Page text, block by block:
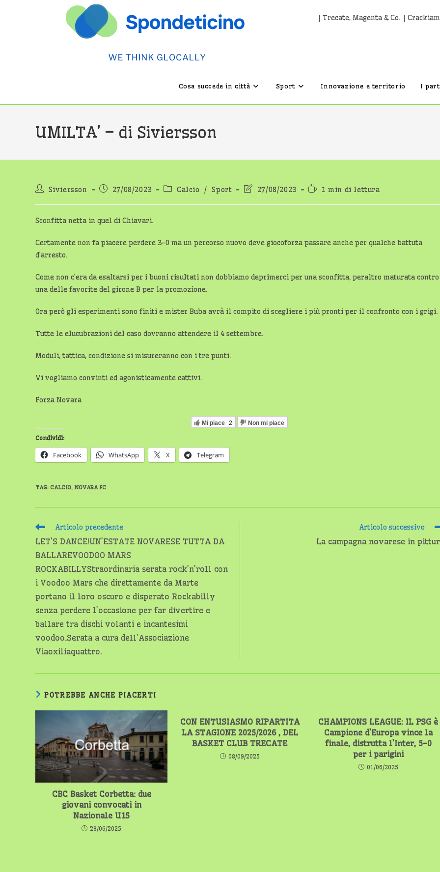
| Trecate, Magenta & Co. |
Cosa succede in città Sport Innovazione e territorio I
UMILTA’ – di Siviersson
AutoreSiviersson
Articolo
27/08/2023
Categoria
Calcio / Sport
Ultima
dell'articolo:
27/08/2023
Tempo
lettura:
1 min di lettura
Sconfitta netta in quel di Chiavari.
Certamente non fa piacere perdere 3-0 ma un percorso nuovo deve giocoforza passare anche per qualche battuta
d’arresto.
Come non c’era da esaltarsi per i buoni risultati non dobbiamo deprimerci per una sconfitta, peraltro maturata contro
una delle favorite del girone B per la promozione.
Ora però gli esperimenti sono finiti e mister Buba avrà il compito di scegliere i più pronti per il confronto con i grigi.
Tutte le elucubrazioni del caso dovranno attendere il 4 settembre.
Moduli, tattica, condizione si misureranno con i tre punti.
Vi vogliamo convinti ed agonisticamente cattivi.
Forza Novara
Mi piace 2 Non mi piace
Condividi:
Facebook WhatsApp X Telegram
TAG: CALCIO, NOVARA FC
Leggi
articoli
Articolo precedente
LET’S DANCE!UN’ESTATE NOVARESE TUTTA DA
BALLAREVOODOO MARS
ROCKABILLYStraordinaria serata rock’n’roll con
i Voodoo Mars che direttamente da Marte
portano il loro oscuro e disperato Rockabilly
senza perdere l’occasione per far divertire e
ballare tra dischi volanti e incantesimi
voodoo.Serata a cura dell’Associazione
Viaoxiliaquattro.
Articolo successivo
La campagna novarese in
POTREBBE ANCHE PIACERTI
CBC Basket Corbetta: due
giovani convocati in
Nazionale U15
29/06/2025
CON ENTUSIASMO RIPARTITA
LA STAGIONE 2025/2026 , DEL
BASKET CLUB TRECATE
08/09/2025
CHAMPIONS LEAGUE: IL PSG è
Campione d’Europa vince la
finale, distrutta l’Inter, 5-0
per i parigini
01/06/2025